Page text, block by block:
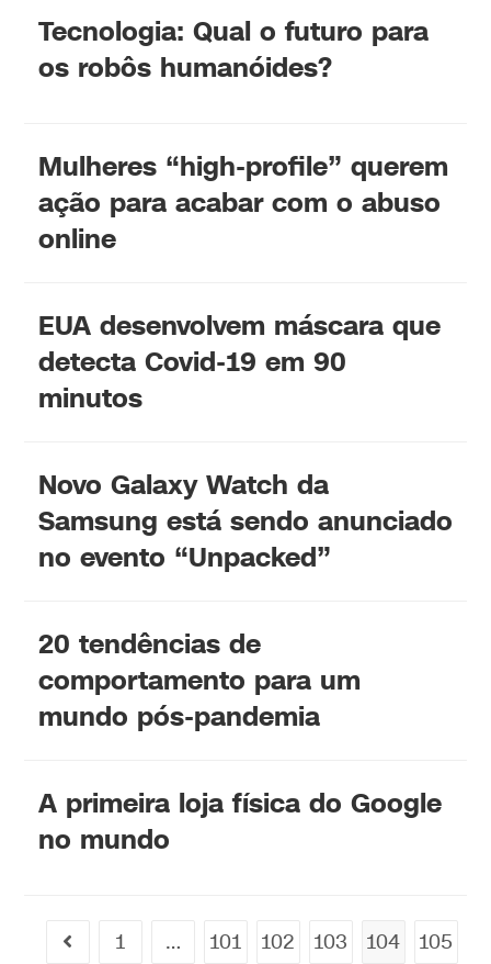
Tecnologia: Qual o futuro para
os robôs humanóides?
Mulheres “high-profile” querem
ação para acabar com o abuso
online
EUA desenvolvem máscara que
detecta Covid-19 em 90
minutos
Novo Galaxy Watch da
Samsung está sendo anunciado
no evento “Unpacked”
20 tendências de
comportamento para um
mundo pós-pandemia
A primeira loja física do Google
no mundo
1 … 101 102 103 104 105